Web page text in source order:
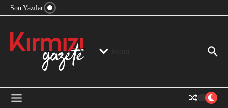
İçeriğe atla
Son Yazılar
“Mutlak Butlan” ve Bir Kez Daha Rejimin “Kendinden